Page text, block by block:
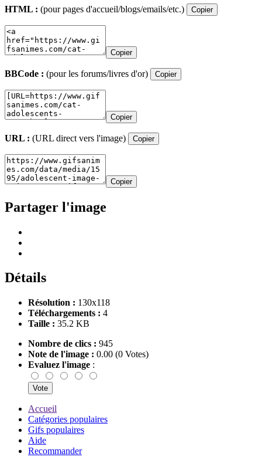
HTML : (pour pages d'accueil/blogs/emails/etc.) Copier
Copier
BBCode : (pour les forums/livres d'or) Copier
Copier
URL : (URL direct vers l'image) Copier
Copier
Partager l'image
Détails
Résolution : 130x118
Téléchargements : 4
Taille : 35.2 KB
Nombre de clics : 945
Note de l'image : 0.00 (0 Votes)
Evaluez l'image :
Accueil
Catégories populaires
Gifs populaires
Aide
Recommander